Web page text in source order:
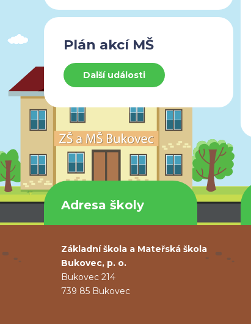
Plán akcí MŠ
Další události
Adresa školy
Základní škola a Mateřská škola
Bukovec, p. o.
Bukovec 214
739 85 Bukovec